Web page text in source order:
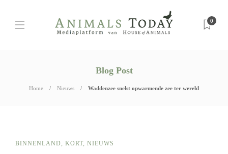
0
Blog Post
Home Nieuws Waddenzee snelst opwarmende zee ter wereld
BINNENLAND, KORT, NIEUWS